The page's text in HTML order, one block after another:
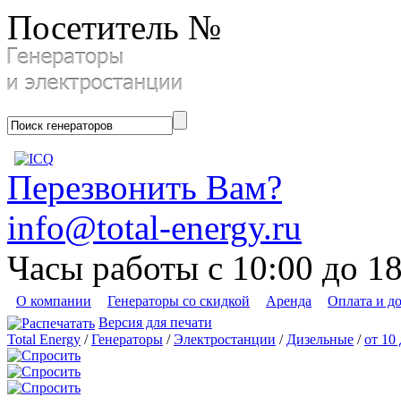
Посетитель №
Перезвонить Вам?
info@total-energy.ru
Часы работы с 10:00 до
О компании Генераторы со скидкой Аренда
Оплата и
Версия для печати
Total Energy /Генераторы /Электростанции / Дизельные /от 10